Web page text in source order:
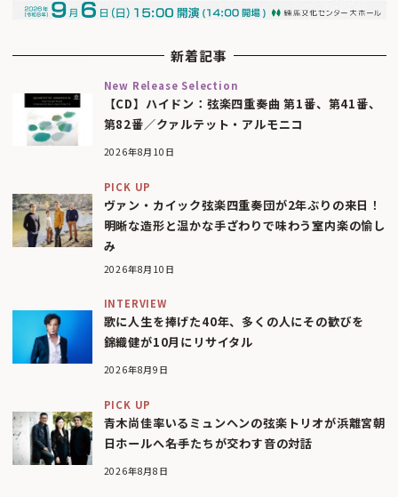
新着記事
New Release Selection
【CD】ハイドン：弦楽四重奏曲 第1番、第41番、
第82番／クァルテット・アルモニコ
2026年8月10日
PICK UP
ヴァン・カイック弦楽四重奏団が2年ぶりの来日！
明晰な造形と温かな手ざわりで味わう室内楽の愉し
み
2026年8月10日
INTERVIEW
歌に人生を捧げた40年、多くの人にその歓びを
錦織健が10月にリサイタル
2026年8月9日
PICK UP
青木尚佳率いるミュンヘンの弦楽トリオが浜離宮朝
日ホールへ――名手たちが交わす音の対話
2026年8月8日